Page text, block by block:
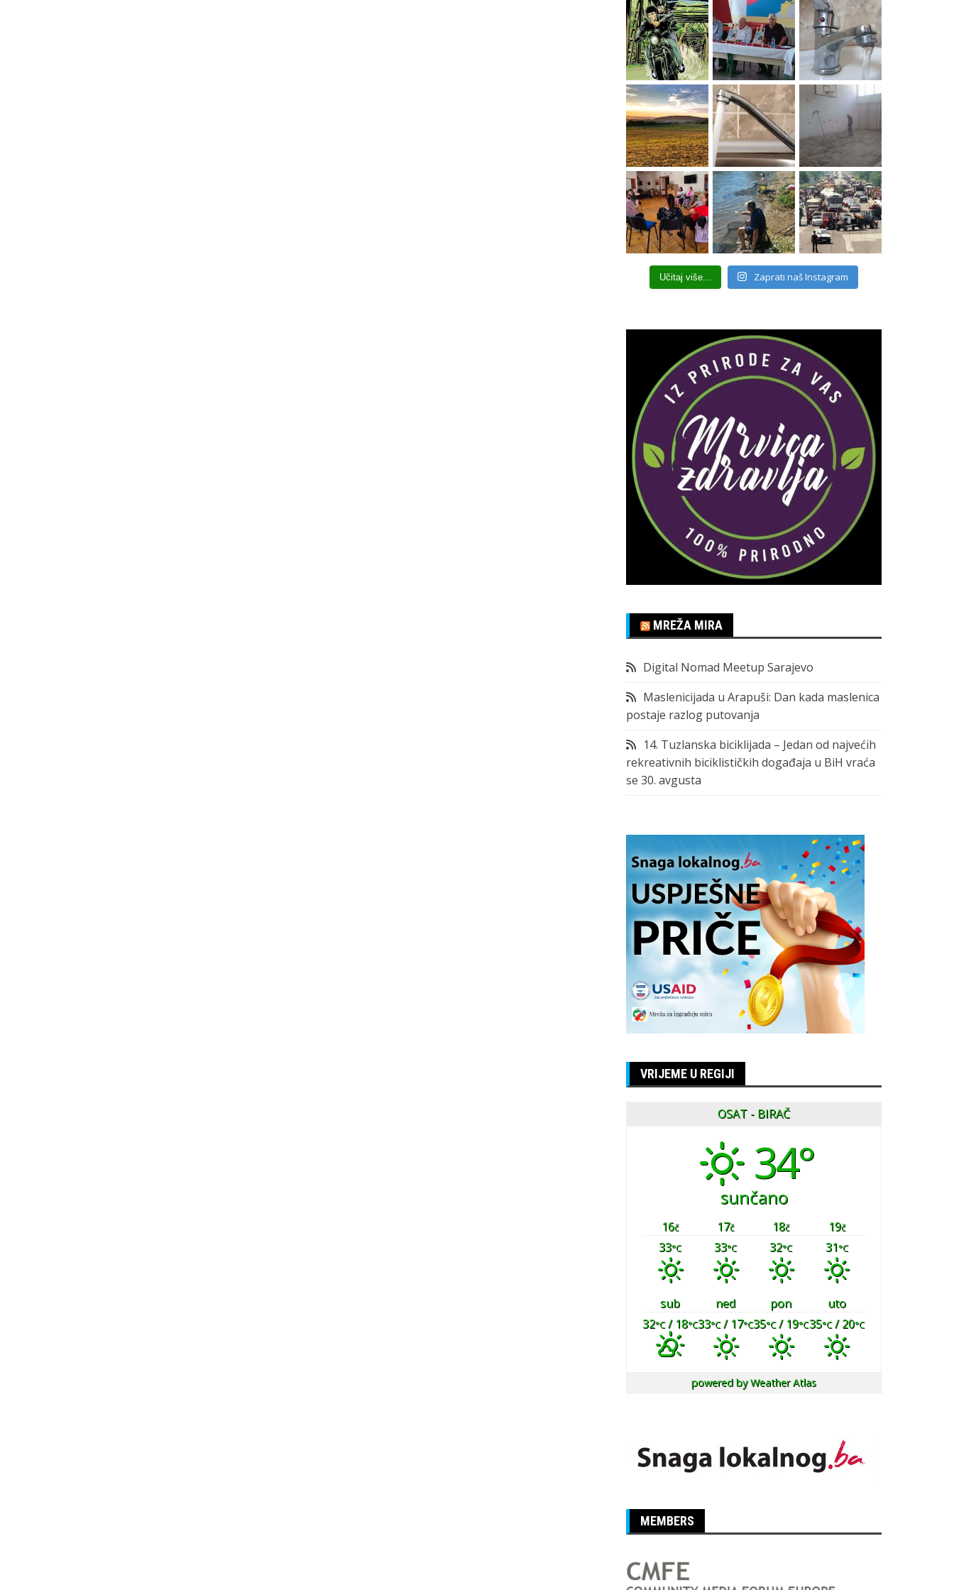
Učitaj više... Zaprati naš Instagram
MREŽA MIRA
Digital Nomad Meetup Sarajevo
Maslenicijada u Arapuši: Dan kada maslenica
postaje razlog putovanja
14. Tuzlanska biciklijada – Jedan od najvećih
rekreativnih biciklističkih događaja u BiH vraća
se 30. avgusta
VRIJEME U REGIJI
OSAT - BIRAČ
34°
sunčano
16č 17č 18č 19č
33°C 33°C 32°C 31°C
sub ned pon
uto
32°C/ 18°C33°C/ 17°C35°C/ 19°C35°C/ 20°C
powered byWeather Atlas
MEMBERS